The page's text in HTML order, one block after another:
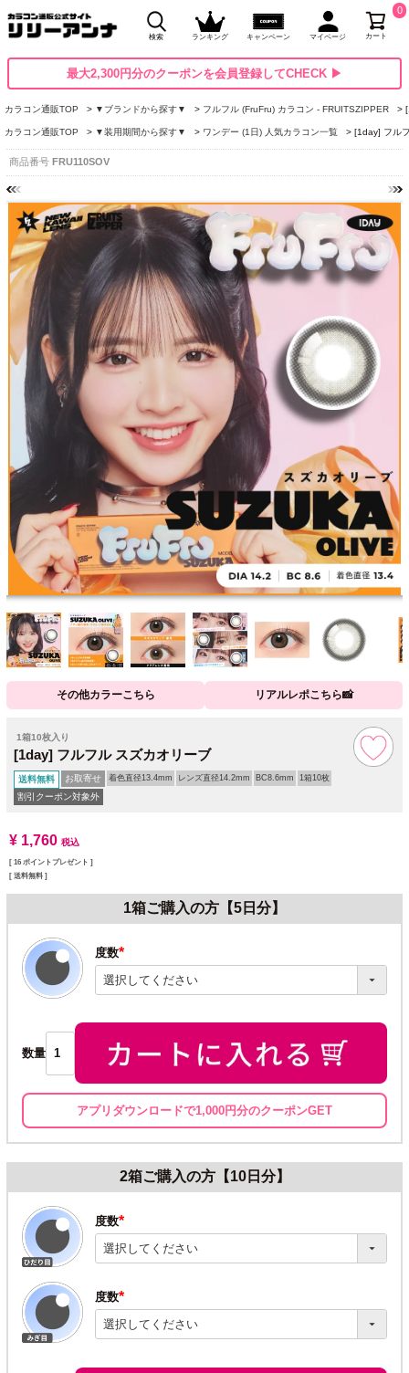
検索 ランキング キャンペーン マイページ カート
0
最大2,300円分のクーポンを会員登録してCHECK ▶
カラコン通販TOP ▼ブランドから探す▼ フルフル (FruFru) カラコン - FRUITSZIPPER
カラコン通販TOP ▼装用期間から探す▼ ワンデー (1日) 人気カラコン一覧 [1day] フル
商品番号 FRU110SOV
その他カラーこちら リアルレポこちら📸
1箱10枚入り
[1day] フルフル スズカオリーブ
送料無料 お取寄せ 着色直径13.4mm レンズ直径14.2mm BC8.6mm 1箱10枚
割引クーポン対象外
¥ 1,760 税込
[ 16 ポイントプレゼント ]
送料無料
1箱ご購入の方【5日分】
度数
(必
須)
数量
アプリダウンロードで1,000円分のクーポンGET
2箱ご購入の方【10日分】
度数
(必
須)
度数
(必
須)